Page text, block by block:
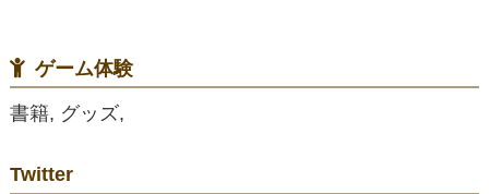
ゲーム体験
書籍, グッズ,
Twitter